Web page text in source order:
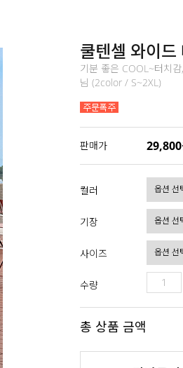
쿨텐셀 와이드
기분 좋은 COOL~터치
님 (2color / S~2XL)
판매가
컬러
기장
사이즈
수량
총 상품 금액